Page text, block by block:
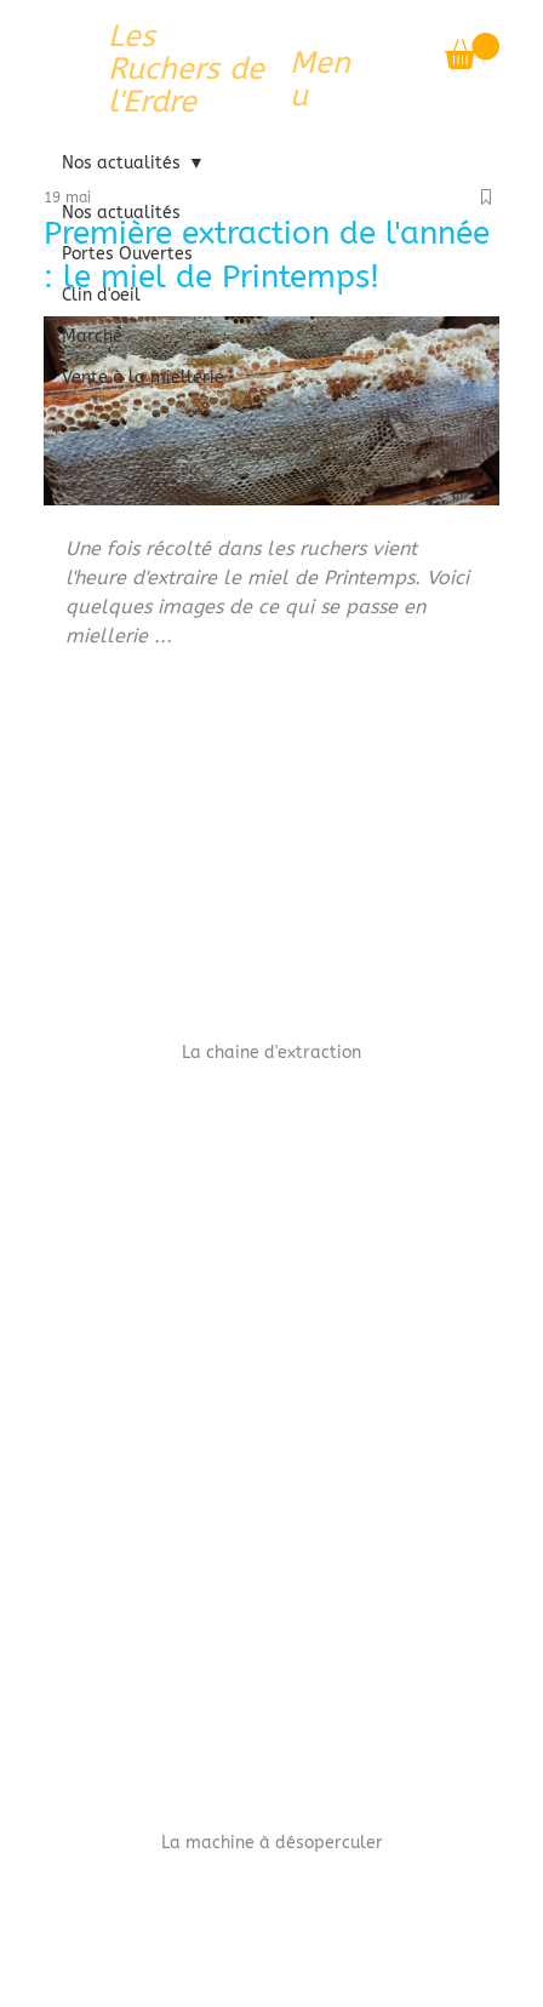
Men
u
Les
Ruchers de
l'Erdre
Nos actualités
Portes Ouvertes
Clin d'oeil
Marché
Vente à la miellerie
Nos actualités
Première extraction de l'année
: le miel de Printemps!
19 mai
Une fois récolté dans les ruchers vient
l'heure d'extraire le miel de Printemps. Voici
quelques images de ce qui se passe en
miellerie ...
La chaine d'extraction
La machine à désoperculer